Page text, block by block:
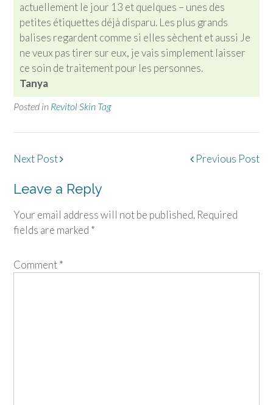
actuellement le jour 13 et quelques – unes des
petites étiquettes déjà disparu. Les plus grands
balises regardent comme si elles sèchent et aussi Je
ne veux pas tirer sur eux, je vais simplement laisser
ce soin de traitement pour les personnes.
Tanya
Posted in Revitol Skin Tag
Post
Previous Post
Next Post
Leave a Reply
Your email address will not be published. Required
fields are marked *
Comment*